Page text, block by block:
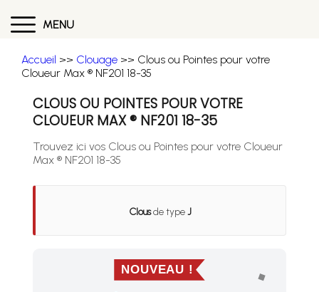
MENU
Accueil >> Clouage >> Clous ou Pointes pour votre
Cloueur Max ® NF201 18-35
CLOUS OU POINTES POUR VOTRE
CLOUEUR MAX ® NF201 18-35
Trouvez ici vos Clous ou Pointes pour votre Cloueur
Max ® NF201 18-35
Clousde typeJ
NOUVEAU !